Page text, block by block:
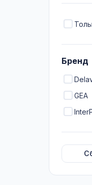
Бренд
GEA